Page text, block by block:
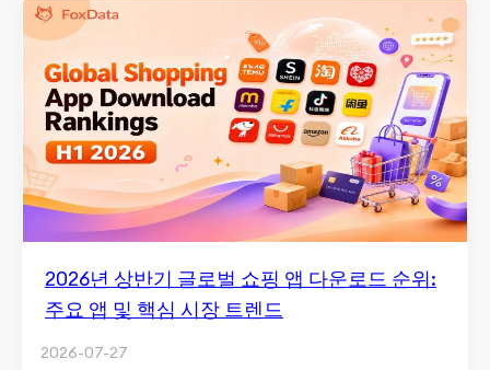
2026년 상반기 글로벌 쇼핑 앱 다운로드 순위:
주요 앱 및 핵심 시장 트렌드
2026-07-27